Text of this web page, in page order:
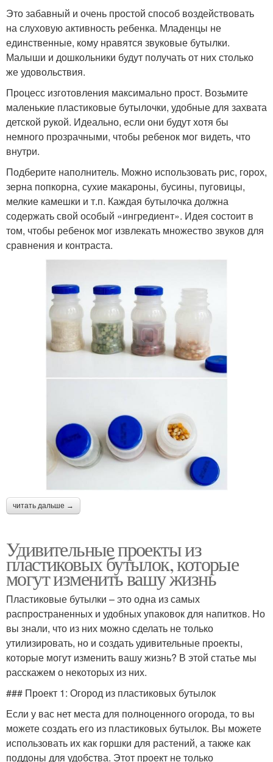
Это забавный и очень простой способ воздействовать
на слуховую активность ребенка. Младенцы не
единственные, кому нравятся звуковые бутылки.
Малыши и дошкольники будут получать от них столько
же удовольствия.
Процесс изготовления максимально прост. Возьмите
маленькие пластиковые бутылочки, удобные для захвата
детской рукой. Идеально, если они будут хотя бы
немного прозрачными, чтобы ребенок мог видеть, что
внутри.
Подберите наполнитель. Можно использовать рис, горох,
зерна попкорна, сухие макароны, бусины, пуговицы,
мелкие камешки и т.п. Каждая бутылочка должна
содержать свой особый «ингредиент». Идея состоит в
том, чтобы ребенок мог извлекать множество звуков для
сравнения и контраста.
читать дальше →
Удивительные проекты из
пластиковых бутылок, которые
могут изменить вашу жизнь
Пластиковые бутылки – это одна из самых
распространенных и удобных упаковок для напитков. Но
вы знали, что из них можно сделать не только
утилизировать, но и создать удивительные проекты,
которые могут изменить вашу жизнь? В этой статье мы
расскажем о некоторых из них.
### Проект 1: Огород из пластиковых бутылок
Если у вас нет места для полноценного огорода, то вы
можете создать его из пластиковых бутылок. Вы можете
использовать их как горшки для растений, а также как
поддоны для удобства. Этот проект не только